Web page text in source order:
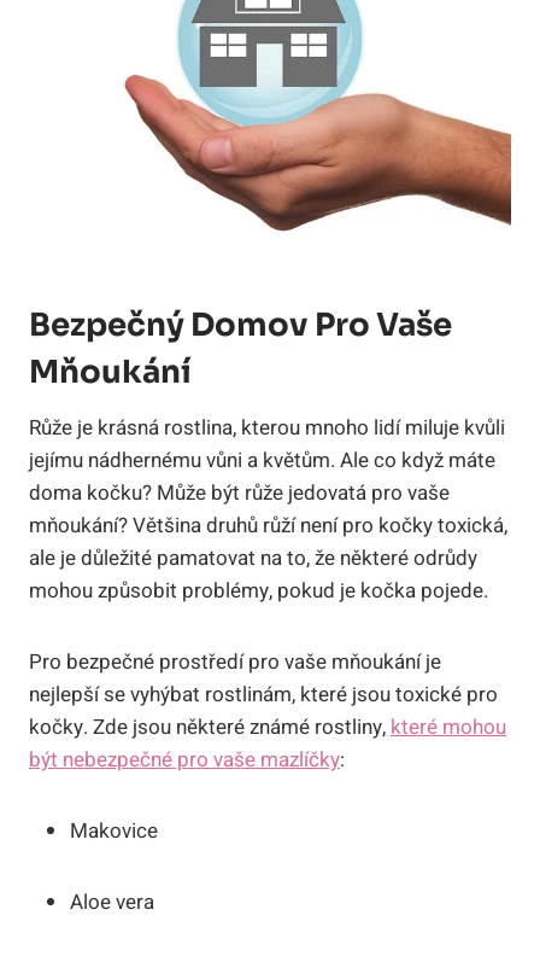
Bezpečný Domov Pro Vaše
Mňoukání
Růže je krásná rostlina, kterou mnoho lidí miluje kvůli
jejímu nádhernému vůni a květům. Ale co když máte
doma kočku? Může být růže jedovatá pro vaše
mňoukání? Většina druhů růží není pro kočky toxická,
ale je důležité pamatovat na to, že některé odrůdy
mohou způsobit problémy, pokud je kočka pojede.
Pro bezpečné prostředí pro vaše mňoukání je
nejlepší se vyhýbat rostlinám, které jsou toxické pro
kočky. Zde jsou některé známé rostliny, které mohou
být nebezpečné pro vaše mazlíčky:
Makovice
Aloe vera